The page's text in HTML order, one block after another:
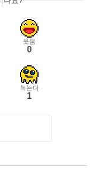
웃음
0
녹는다
1